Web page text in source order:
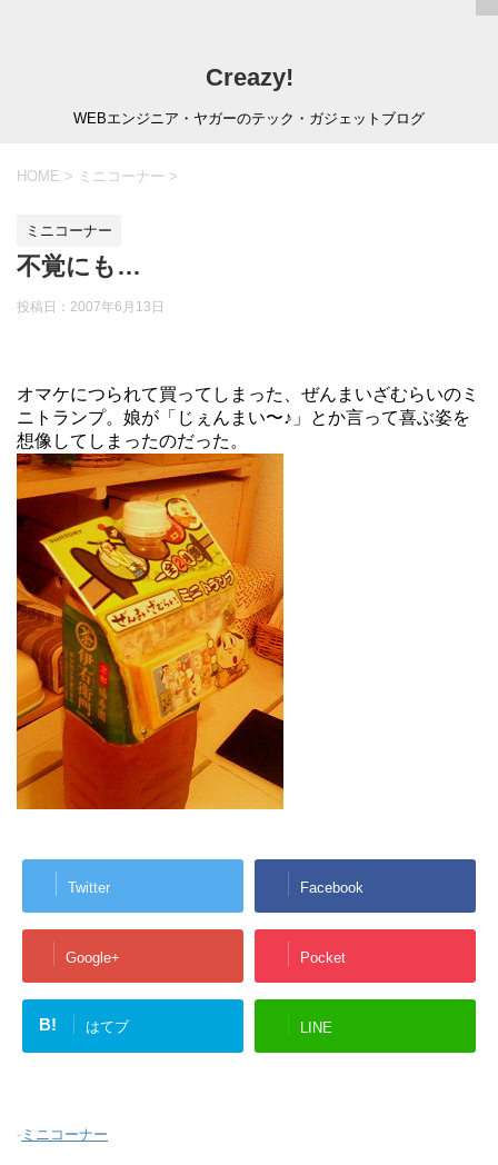
Creazy!
WEBエンジニア・ヤガーのテック・ガジェットブログ
HOME > ミニコーナー >
ミニコーナー
不覚にも…
投稿日： 2007年6月13日
オマケにつられて買ってしまった、ぜんまいざむらいのミ
ニトランプ。娘が「じぇんまい〜♪」とか言って喜ぶ姿を
想像してしまったのだった。
Twitter Facebook
Google+ Pocket
B! はてブ LINE
- ミニコーナー